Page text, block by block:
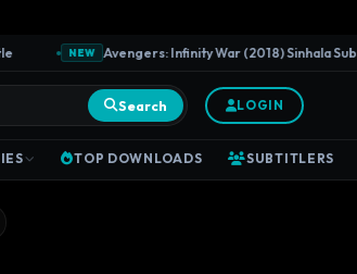
NEW Avengers: Infinity War (2018) Sinhala Subtitle
Search LOGIN
TOP DOWNLOADS SUBTITLERS